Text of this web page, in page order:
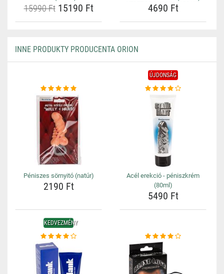
15990 Ft15190 Ft 4690 Ft
INNE PRODUKTY PRODUCENTA ORION
Péniszes sörnyitó (natúr)
2190 Ft
ÚJDONSÁG
Acél erekció - péniszkrém
(80ml)
5490 Ft
KEDVEZMÉNY